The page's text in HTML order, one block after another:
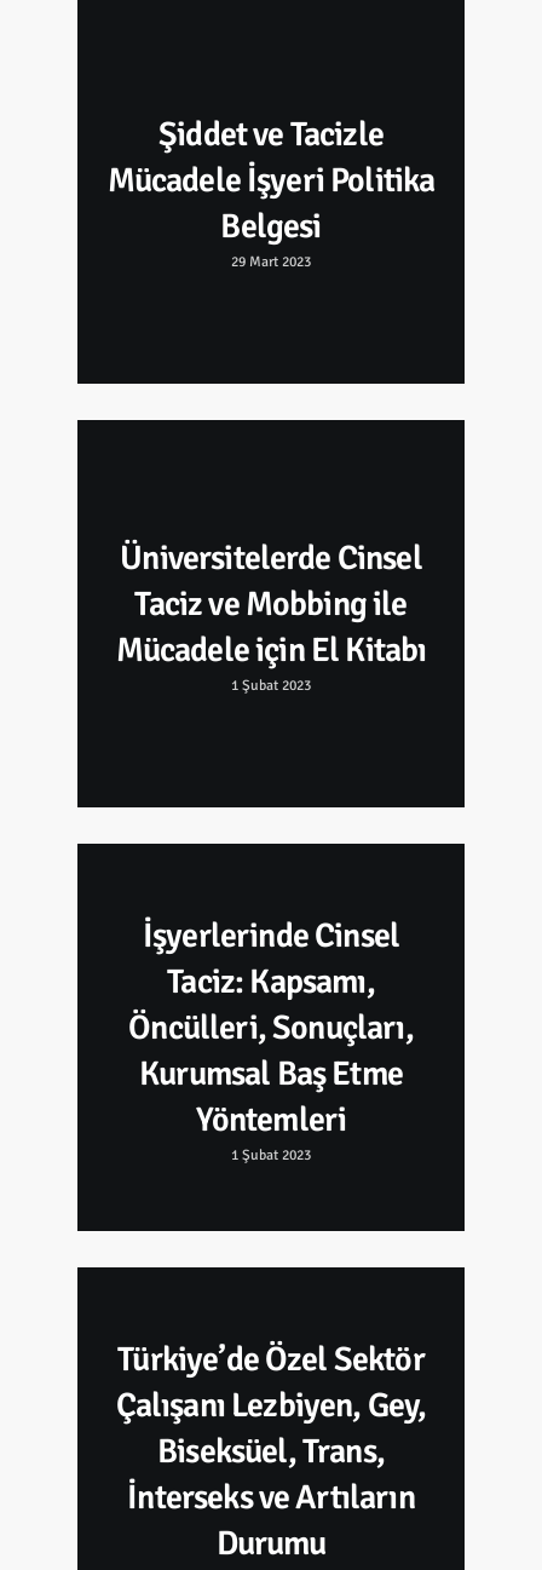
Şiddet ve Tacizle
Mücadele İşyeri Politika
Belgesi
29 Mart 2023
Üniversitelerde Cinsel
Taciz ve Mobbing ile
Mücadele için El Kitabı
1 Şubat 2023
İşyerlerinde Cinsel
Taciz: Kapsamı,
Öncülleri, Sonuçları,
Kurumsal Baş Etme
Yöntemleri
1 Şubat 2023
Türkiye’de Özel Sektör
Çalışanı Lezbiyen, Gey,
Biseksüel, Trans,
İnterseks ve Artıların
Durumu